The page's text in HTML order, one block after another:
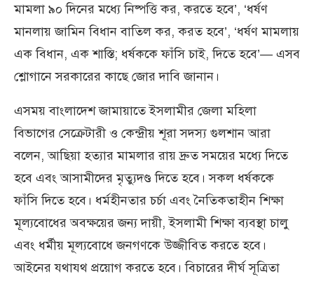
মামলা ৯০ দিনের মধ্যে নিষ্পত্তি কর, করতে হবে’, ‘ধর্ষণ
মানলায় জামিন বিধান বাতিল কর, করত হবে’, ‘ধর্ষণ মামলায়
এক বিধান, এক শাস্তি; ধর্ষককে ফাঁসি চাই, দিতে হবে’— এসব
শ্লোগানে সরকারের কাছে জোর দাবি জানান।
এসময় বাংলাদেশ জামায়াতে ইসলামীর জেলা মহিলা
বিভাগের সেক্রেটারী ও কেন্দ্রীয় শূরা সদস্য গুলশান আরা
বলেন, আছিয়া হত্যার মামলার রায় দ্রুত সময়ের মধ্যে দিতে
হবে এবং আসামীদের মৃত্যুদণ্ড দিতে হবে। সকল ধর্ষককে
ফাঁসি দিতে হবে। ধর্মহীনতার চর্চা এবং নৈতিকতাহীন শিক্ষা
মূল্যবোধের অবক্ষয়ের জন্য দায়ী, ইসলামী শিক্ষা ব্যবস্থা চালু
এবং ধর্মীয় মূল্যবোধে জনগণকে উজ্জীবিত করতে হবে।
আইনের যথাযথ প্রয়োগ করতে হবে। বিচারের দীর্ঘ সূত্রিতা